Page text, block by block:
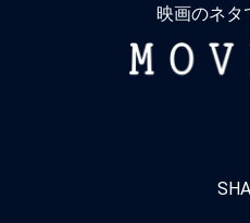
映画のネタ
MOVIE